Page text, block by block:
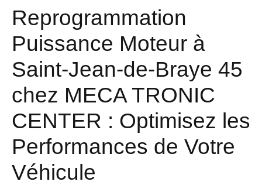
Reprogrammation
Puissance Moteur à
Saint-Jean-de-Braye 45
chez MECA TRONIC
CENTER : Optimisez les
Performances de Votre
Véhicule